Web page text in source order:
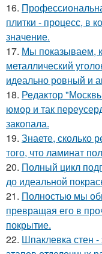
16.
плитки - процесс, в
значение.
17. Мы показываем,
металлический
идеально ровный и
18. Редактор
юмор и так
закопала.
19. Знаете, сколько
того, что ламинат
20. Полный цикл
до идеальной
21. Полностью мы
превращая его в
покрытие.
22. Шпаклевка стен